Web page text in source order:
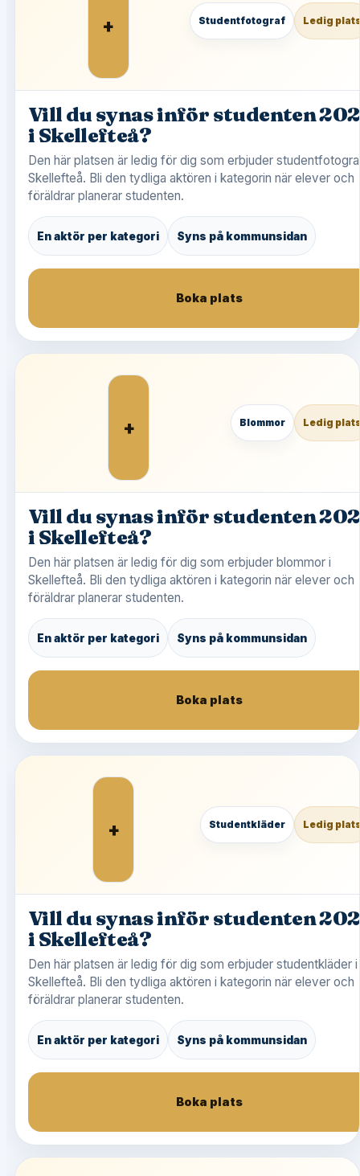
+ Studentfotograf Ledig
Vill du synas inför studenten
i Skellefteå?
Den här platsen är ledig för dig som erbjuder
Skellefteå. Bli den tydliga aktören i kategorin när elever och
föräldrar planerar studenten.
En aktör per kategori Syns på kommunsidan
Boka plats
+ Blommor Ledig
Vill du synas inför studenten
i Skellefteå?
Den här platsen är ledig för dig som erbjuder blommor i
Skellefteå. Bli den tydliga aktören i kategorin när elever och
föräldrar planerar studenten.
En aktör per kategori Syns på kommunsidan
Boka plats
+ Studentkläder Ledig
Vill du synas inför studenten
i Skellefteå?
Den här platsen är ledig för dig som erbjuder studentkläder i
Skellefteå. Bli den tydliga aktören i kategorin när elever och
föräldrar planerar studenten.
En aktör per kategori Syns på kommunsidan
Boka plats